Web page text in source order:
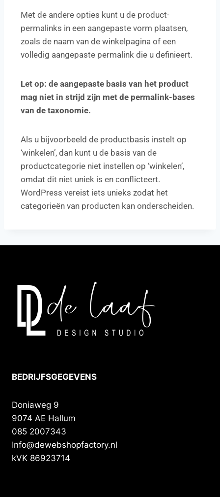
Met de andere opties kunt u de product-
permalinks in een aangepaste vorm plaatsen,
zoals de naam van de winkelpagina of een
volledig aangepaste permalink die u definieert.
Let op: de aangepaste basis van het product
mag niet in strijd zijn met de permalink-bases
van de taxonomie.
Als u bijvoorbeeld de productbasis instelt op
‘winkelen’, dan kunt u de basis van de
productcategorie niet instellen op ‘winkelen’,
omdat dit niet uniek is en conflicteert.
WordPress vereist iets unieks zodat het
categorieën van producten kan onderscheiden.
BEDRIJFSGEGEVENS
Doniaweg 9
9074 AE Hallum
085 2007343
Info@dewebshopfactory.nl
kVK 86923714